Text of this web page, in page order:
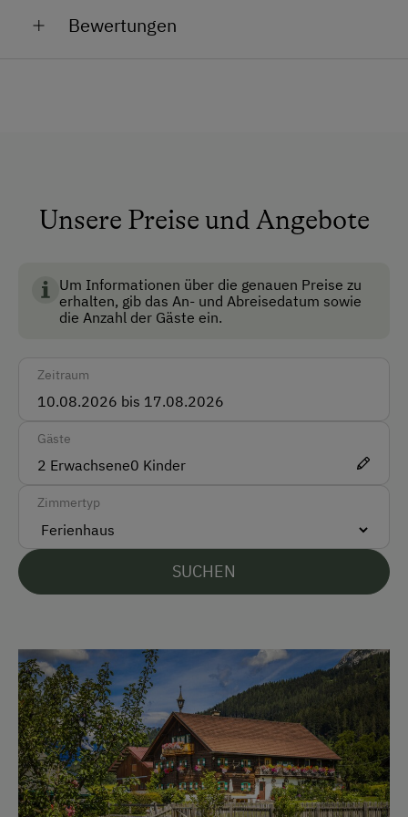
Familie Ampferer
Brunnen vor der Hütte
Hauskapelle
Multimedia (Sat-TV)
Anfahrtsmöglichkeiten
Bus
Barzahlung
Überweisung / SEPA
Vor Ort gesprochene Sprachen
Englisch
Parken
Kostenlose Parkplätze
Motorradunterstellraum
Bewertungen
Unsere Preise und Angebote
Um Informationen über die genauen Preise zu
erhalten, gib das An- und Abreisedatum sowie
die Anzahl der Gäste ein.
Zeitraum
Gäste
2 Erwachsene0 Kinder
Zimmertyp
SUCHEN